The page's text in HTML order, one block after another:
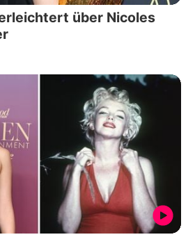
über Nicoles